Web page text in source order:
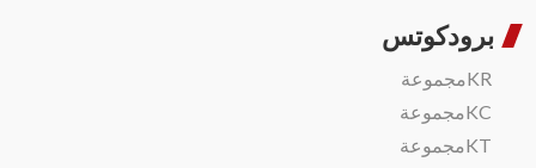
برودكوتس
KRمجموعة
KCمجموعة
KTمجموعة